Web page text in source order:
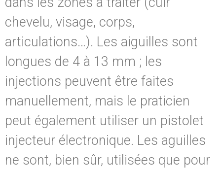
chevelu, visage, corps,
articulations…). Les aiguilles sont
longues de 4 à 13 mm ; les
injections peuvent être faites
manuellement, mais le praticien
peut également utiliser un pistolet
injecteur électronique. Les aguilles
ne sont, bien sûr, utilisées que pour